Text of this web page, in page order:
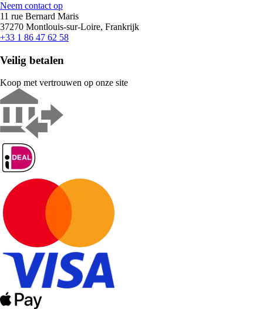
Neem contact op
11 rue Bernard Maris
37270 Montlouis-sur-Loire, Frankrijk
+33 1 86 47 62 58
Veilig betalen
Koop met vertrouwen op onze site